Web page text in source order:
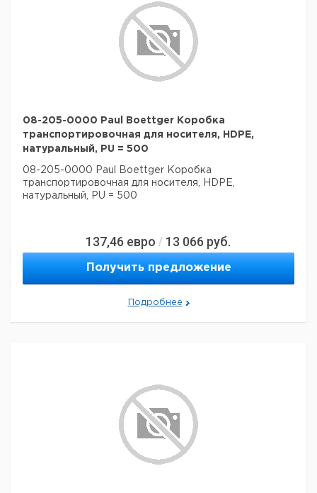
08-205-0000 Paul Boettger Коробка
транспортировочная для носителя, HDPE,
натуральный, PU = 500
08-205-0000 Paul Boettger Коробка
транспортировочная для носителя, HDPE,
натуральный, PU = 500
137,46 евро / 13 066 руб.
Получить предложение
Подробнее